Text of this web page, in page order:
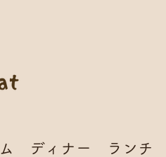
ディナー ランチ